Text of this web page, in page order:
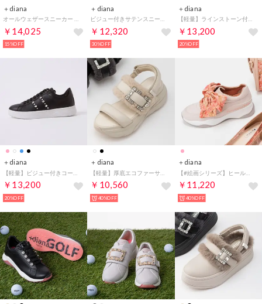
＋diana
￥14,025
15%OFF
＋diana
￥12,320
30%OFF
＋diana
【軽量】ラインストーン付きリボンスニーカー （ベージュ人工スムース）
￥13,200
20%OFF
＋diana
￥13,200
20%OFF
＋diana
￥10,560
40%OFF
＋diana
【#絵画シリーズ】ヒールアップダッドスニーカー （ピンク人工スムース）
￥11,220
40%OFF